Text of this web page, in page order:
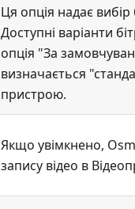
Ця опція надає
Доступні варіанти
опція "За
визначається
пристрою.
Якщо увімкнено,
запису відео в